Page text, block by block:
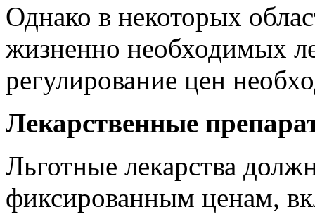
Однако в некоторых
жизненно необходимых
регулирование цен
Лекарственные
Льготные лекарства
фиксированным ценам,